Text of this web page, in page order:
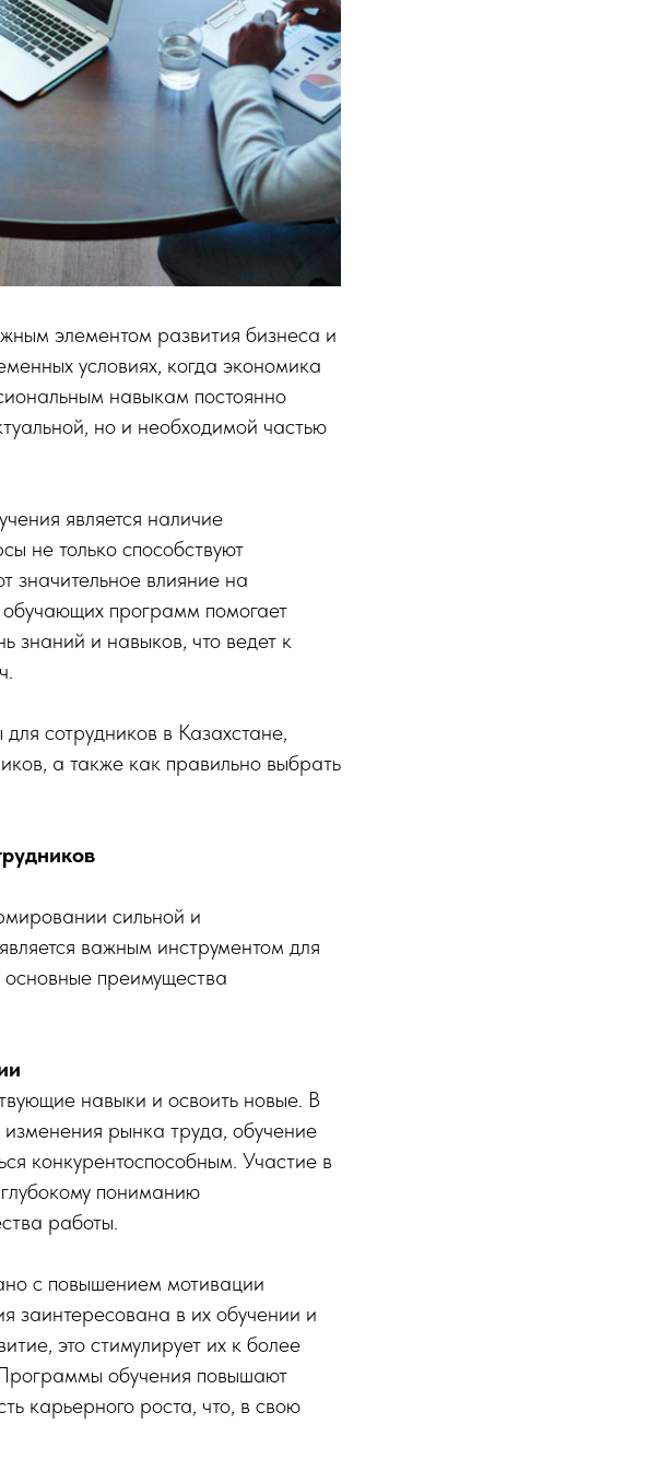
элементом развития бизнеса и
условиях, когда экономика
навыкам постоянно
но и необходимой частью
является наличие
не только способствуют
значительное влияние на
программ помогает
знаний и навыков, что ведет к
сотрудников в Казахстане,
а также как правильно выбрать
сильной и
важным инструментом для
преимущества
навыки и освоить новые. В
изменения рынка труда, обучение
конкурентоспособным. Участие в
пониманию
работы.
с повышением мотивации
заинтересована в их обучении и
это стимулирует их к более
обучения повышают
карьерного роста, что, в свою